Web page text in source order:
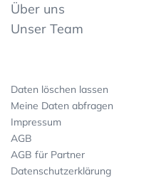
Über uns
Unser Team
Daten löschen lassen
Meine Daten abfragen
Impressum
AGB
AGB für Partner
Datenschutzerklärung